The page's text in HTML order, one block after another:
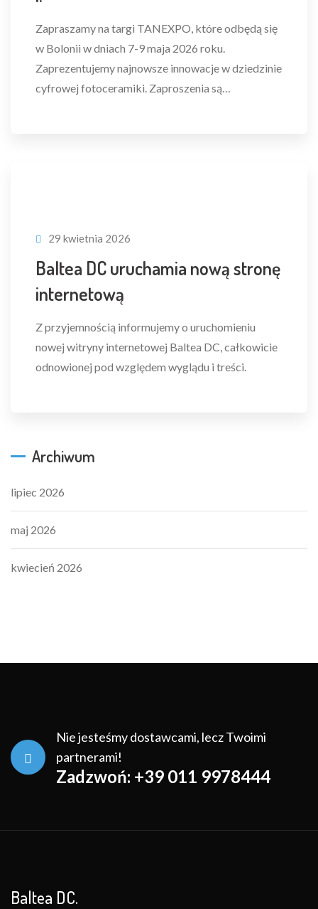
Zapraszamy na targi TANEXPO, które odbędą się
w Bolonii w dniach 7-9 maja 2026 roku.
Zaprezentujemy najnowsze innowacje w dziedzinie
cyfrowej fotoceramiki. Zaproszenia są…
29 kwietnia 2026
Baltea DC uruchamia nową stronę
internetową
Z przyjemnością informujemy o uruchomieniu
nowej witryny internetowej Baltea DC, całkowicie
odnowionej pod względem wyglądu i treści.
Archiwum
lipiec 2026
maj 2026
kwiecień 2026
Nie jesteśmy dostawcami, lecz Twoimi
partnerami!
Zadzwoń: +39 011 9978444
Baltea DC.